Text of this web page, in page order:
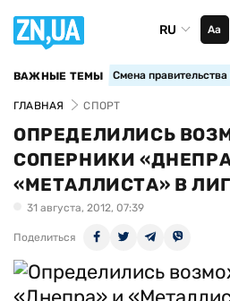
RU Аа
ВАЖНЫЕ ТЕМЫ Смена
ГЛАВНАЯ СПОРТ
ОПРЕДЕЛИЛИСЬ
СОПЕРНИКИ
«МЕТАЛЛИСТА» В
31 августа, 2012, 07:39
Поделиться